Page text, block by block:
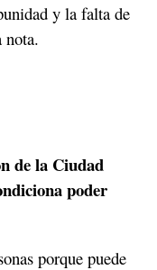
y la falta de
nota.
de la Ciudad
poder
porque puede